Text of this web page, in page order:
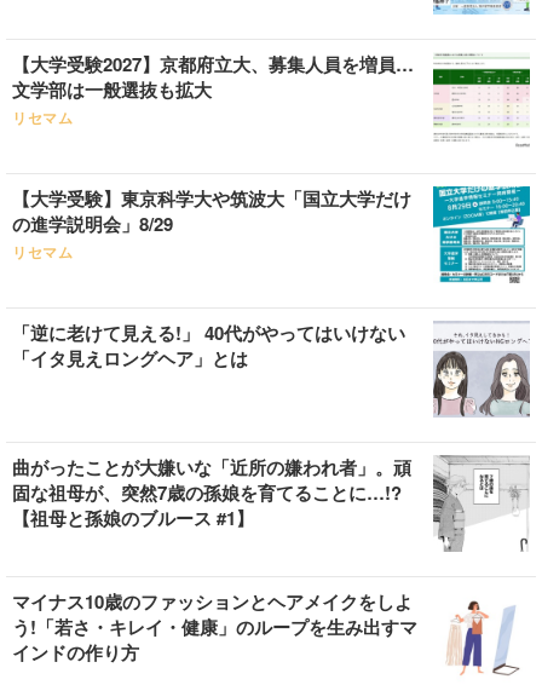
【大学受験2027】京都府立大、募集人員を増員…
文学部は一般選抜も拡大
リセマム
【大学受験】東京科学大や筑波大「国立大学だけ
の進学説明会」8/29
リセマム
「逆に老けて見える!」 40代がやってはいけない
「イタ見えロングヘア」とは
曲がったことが大嫌いな「近所の嫌われ者」。頑
固な祖母が、突然7歳の孫娘を育てることに…!?
【祖母と孫娘のブルース #1】
マイナス10歳のファッションとヘアメイクをしよ
う!「若さ・キレイ・健康」のループを生み出すマ
インドの作り方